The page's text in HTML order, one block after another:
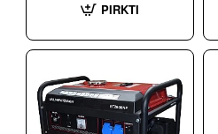
PIRKTI